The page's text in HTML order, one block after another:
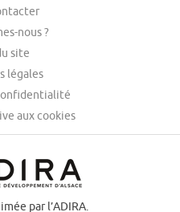
nous ?
site
légales
aux cookies
par l’ADIRA.